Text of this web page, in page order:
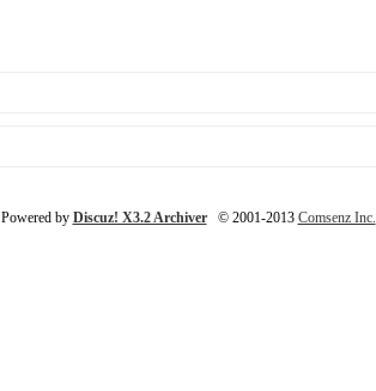
Powered by Discuz! X3.2 Archiver© 2001-2013 Comsenz Inc.